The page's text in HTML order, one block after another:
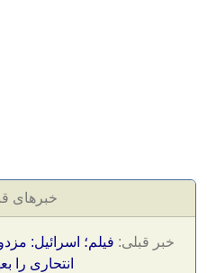
خبرهای
خبر قبلی: فیلم؛ اسرائیل:
انتحاری را